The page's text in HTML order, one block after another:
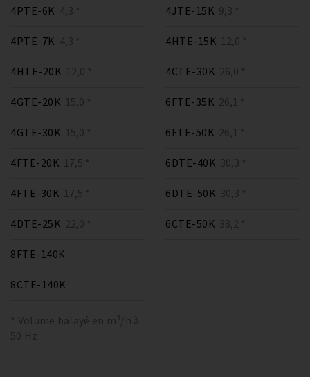
4PTE-6K 4,3 *
4PTE-7K 4,3 *
4JTE-15K 9,3 *
4HTE-15K 12,0 *
4HTE-20K 12,0 *
4GTE-20K 15,0 *
4GTE-30K 15,0 *
4FTE-20K 17,5 *
4FTE-30K 17,5 *
4DTE-25K 22,0 *
4CTE-30K 26,0 *
6FTE-35K 26,1 *
6FTE-50K 26,1 *
6DTE-40K 30,3 *
6DTE-50K 30,3 *
6CTE-50K 38,2 *
8FTE-140K
8CTE-140K
* Volume balayé en m³/h à
50 Hz